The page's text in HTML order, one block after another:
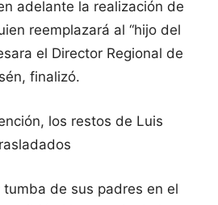
adelante la realización de
reemplazará al “hijo del
el Director Regional de
finalizó.
los restos de Luis
de sus padres en el